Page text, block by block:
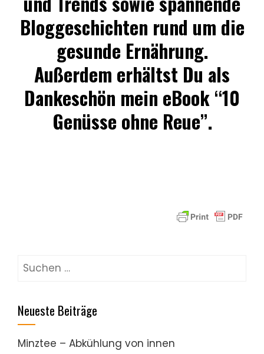
Bloggeschichten rund um die
gesunde Ernährung.
Außerdem erhältst Du als
Dankeschön mein eBook “10
Genüsse ohne Reue”.
Suchen
Neueste Beiträge
Minztee – Abkühlung von innen